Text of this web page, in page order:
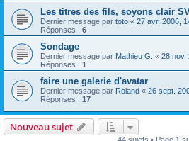
Les titres des fils, soyons clair
Dernier message par toto « 27 avr. 2006,
Réponses : 6
Sondage
Dernier message par Mathieu G. « 28 nov.
Réponses : 1
faire une galerie d'avatar
Dernier message par Roland « 26 sept.
Réponses : 17
Nouveau sujet